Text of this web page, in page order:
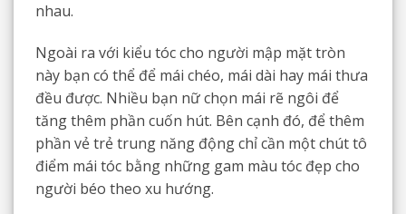
nhau.
Ngoài ra với kiểu tóc cho người mập mặt tròn
này bạn có thể để mái chéo, mái dài hay mái thưa
đều được. Nhiều bạn nữ chọn mái rẽ ngôi để
tăng thêm phần cuốn hút. Bên cạnh đó, để thêm
phần vẻ trẻ trung năng động chỉ cần một chút tô
điểm mái tóc bằng những gam màu tóc đẹp cho
người béo theo xu hướng.